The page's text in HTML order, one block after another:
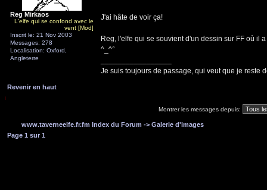
Reg Mirkaos
L'elfe qui se confond avec le
vent [Mod]
Inscrit le: 21 Nov 2003
Messages: 278
Localisation: Oxford,
Angleterre
J'ai hâte de voir ça!
Reg, l'elfe qui se souvient d'un dessin sur FF où il
^_^°
Je suis toujours de passage, qui veut que je reste
Revenir en haut
Montrer les messages depuis:
www.taverneelfe.fr.fm Index du Forum -> Galerie d'images
Page 1 sur1